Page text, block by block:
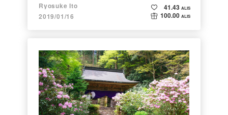
Ryosuke Ito
2019/01/16
41.43 ALIS
100.00 ALIS